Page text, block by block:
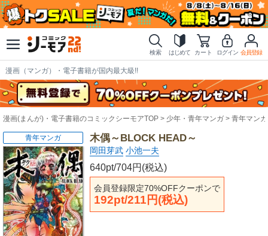
検索 はじめて カート ログイン 会員登録
漫画（マンガ）・電子書籍が国内最大級!!
漫画(まんが)・電子書籍のコミックシーモアTOP 少年・青年マンガ 青年マンガ
木偶～BLOCK HEAD～
岡田芽武 小池一夫
640pt/704円(税込)
会員登録限定70%OFFクーポンで
192pt/211円(税込)
青年マンガ